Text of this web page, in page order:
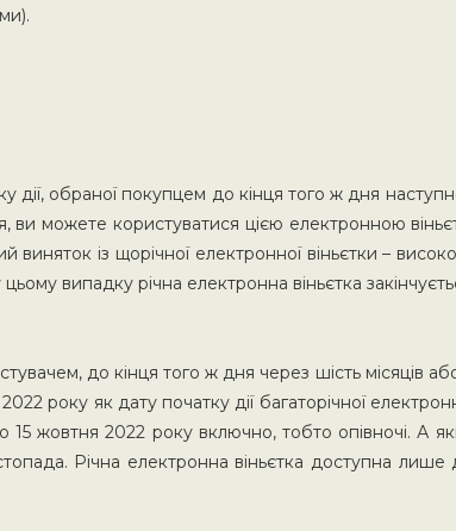
дії, обраної покупцем до кінця того ж дня
ви можете користуватися цією електронною
виняток із щорічної електронної віньєтки –
випадку річна електронна віньєтка
до кінця того ж дня через шість місяців
року як дату початку дії багаторічної
жовтня 2022 року включно, тобто опівночі. А
Річна електронна віньєтка доступна